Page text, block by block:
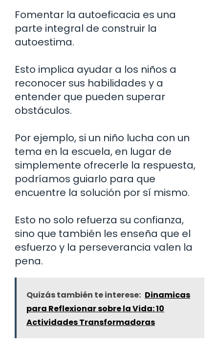
Fomentar la autoeficacia es una
parte integral de construir la
autoestima.
Esto implica ayudar a los niños a
reconocer sus habilidades y a
entender que pueden superar
obstáculos.
Por ejemplo, si un niño lucha con un
tema en la escuela, en lugar de
simplemente ofrecerle la respuesta,
podríamos guiarlo para que
encuentre la solución por sí mismo.
Esto no solo refuerza su confianza,
sino que también les enseña que el
esfuerzo y la perseverancia valen la
pena.
Quizás también te interese: Dinamicas
para Reflexionar sobre la Vida: 10
Actividades Transformadoras